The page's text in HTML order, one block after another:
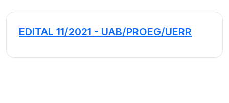
EDITAL 11/2021 - UAB/PROEG/UERR